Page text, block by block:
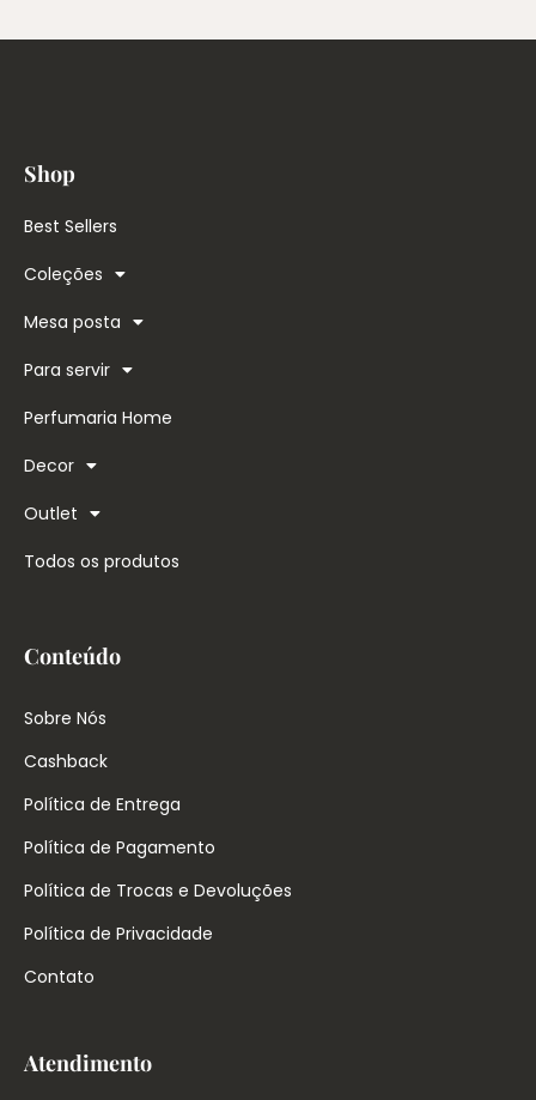
Shop
Best Sellers
Coleções
Mesa posta
Para servir
Perfumaria Home
Decor
Outlet
Todos os produtos
Conteúdo
Sobre Nós
Cashback
Política de Entrega
Política de Pagamento
Política de Trocas e Devoluções
Política de Privacidade
Contato
Atendimento